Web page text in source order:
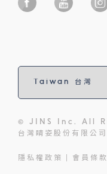
© JINS Inc. All
台灣睛姿股份有限公
隱私權政策 會員條